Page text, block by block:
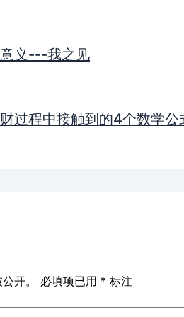
义---我之见
过程中接触到的4个数学公
开。 必填项已用 * 标注